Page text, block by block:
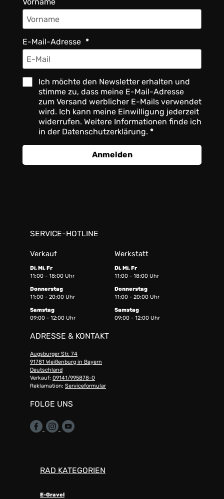
E-Mail-Adresse
Ich möchte den Newsletter erhalten und
stimme zu, dass meine E-Mail-Adresse
zum Versand werblicher E-Mails verwendet
wird. Ich kann meine Einwilligung jederzeit
widerrufen. Weitere Informationen finde ich
in der Datenschutzerklärung.
Anmelden
SERVICE-HOTLINE
Verkauf Werkstatt
Di, Mi, Fr
11:00 - 18:00 Uhr
Di, Mi, Fr
11:00 - 18:00 Uhr
Donnerstag
11:00 - 20:00 Uhr
Donnerstag
11:00 - 20:00 Uhr
Samstag
09:00 - 12:00 Uhr
Samstag
09:00 - 12:00 Uhr
ADRESSE & KONTAKT
Augsburger Str. 74
91781 Weißenburg in Bayern
Deutschland
Verkauf: 09141/995878-0
Reklamation: Serviceformular
FOLGE UNS
RAD KATEGORIEN
E-Gravel